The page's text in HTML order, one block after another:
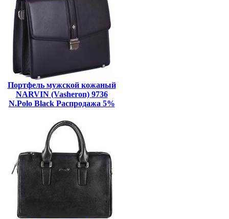
Портфель мужской кожаный
NARVIN (Vasheron) 9736
N.Polo Black Распродажа 5%